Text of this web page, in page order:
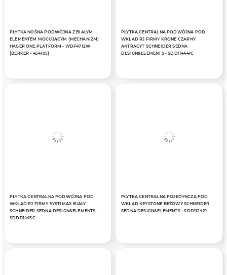
PŁYTKA NOŚNA PODWÓJNA Z BIAŁYM
ELEMENTEM MOCUJĄCYM (MECHANIZM)
HAGER ONE.PLATFORM - WDF4712W
(BERKER - 454105)
PŁYTKA CENTRALNA PODWÓJNA POD
WKŁAD RJ FIRMY KRONE CZARNY
ANTRACYT SCHNEIDER SEDNA
DESIGN&ELEMENTS - SDD114441C
PŁYTKA CENTRALNA PODWÓJNA POD
WKŁAD RJ FIRMY SYSTIMAX BIAŁY
SCHNEIDER SEDNA DESIGN&ELEMENTS -
SDD111443C
PŁYTKA CENTRALNA POJEDYNCZA POD
WKŁAD KEYSTONE BEŻOWY SCHNEIDER
SEDNA DESIGN&ELEMENTS - SDD112421